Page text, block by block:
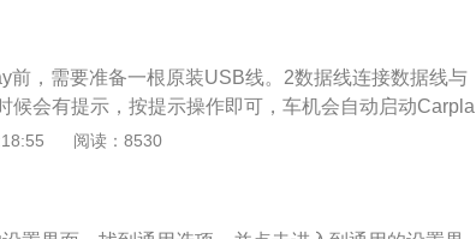
前，需要准备一根原装USB线。2数据线连接数据线与
候会有提示，按提示操作即可，车机会自动启动Carpla
界面未出现启动的Carplay，点击手机上的Carplay图标
阅读：8530